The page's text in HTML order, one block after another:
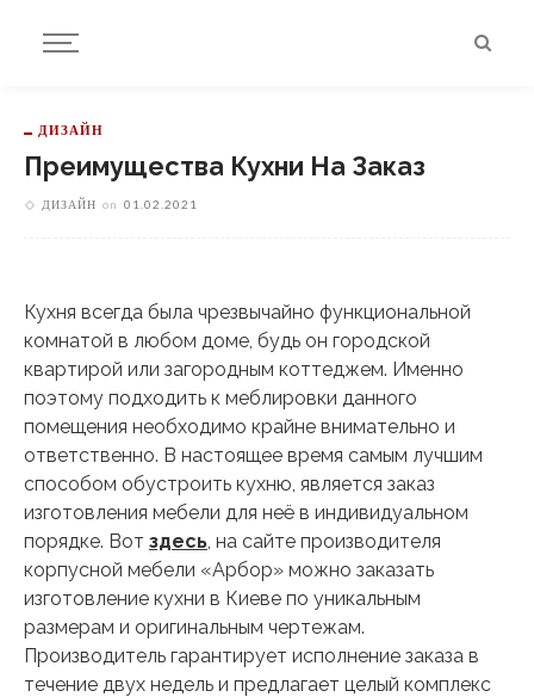
ДИЗАЙН
Преимущества Кухни На Заказ
ДИЗАЙН on 01.02.2021
Кухня всегда была чрезвычайно функциональной
комнатой в любом доме, будь он городской
квартирой или загородным коттеджем. Именно
поэтому подходить к меблировки данного
помещения необходимо крайне внимательно и
ответственно. В настоящее время самым лучшим
способом обустроить кухню, является заказ
изготовления мебели для неё в индивидуальном
порядке. Вот здесь, на сайте производителя
корпусной мебели «Арбор» можно заказать
изготовление кухни в Киеве по уникальным
размерам и оригинальным чертежам.
Производитель гарантирует исполнение заказа в
течение двух недель и предлагает целый комплекс